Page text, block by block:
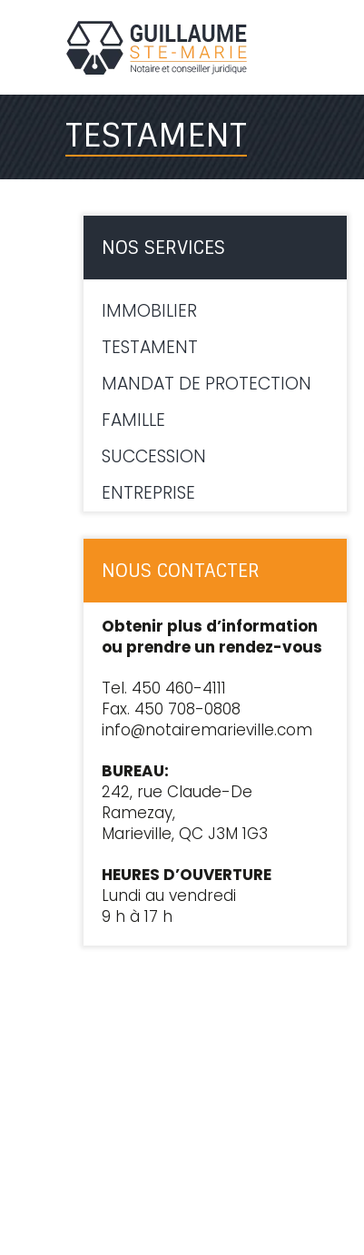
TESTAMENT
NOS SERVICES
IMMOBILIER
TESTAMENT
MANDAT DE PROTECTION
FAMILLE
SUCCESSION
ENTREPRISE
NOUS CONTACTER
Obtenir plus d’information
ou prendre un rendez-vous
Tel. 450 460-4111
Fax. 450 708-0808
info@notairemarieville.com
BUREAU:
242, rue Claude-De
Ramezay,
Marieville, QC J3M 1G3
HEURES D’OUVERTURE
Lundi au vendredi
9 h à 17 h